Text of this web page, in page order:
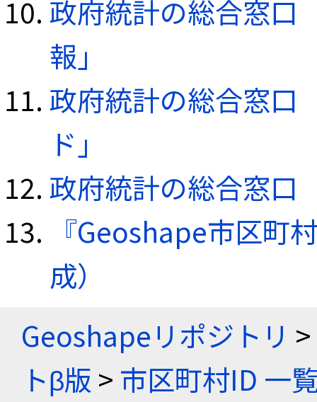
政府統計の総合窓口
報」
政府統計の総合窓口
ド」
政府統計の総合窓口
『Geoshape市区町
成）
Geoshapeリポジトリ >
トβ版 > 市区町村ID 一